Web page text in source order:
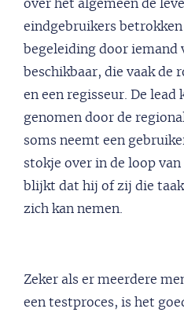
over het algemeen de
eindgebruikers
begeleiding door iemand
beschikbaar, die vaak de
en een regisseur. De lead
genomen door de
soms neemt een
stokje over in de loop
blijkt dat hij of zij die
zich kan nemen.
Zeker als er meerdere
een testproces, is het